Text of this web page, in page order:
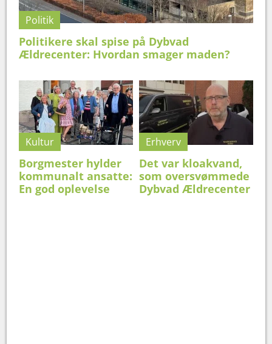
Politik
Politikere skal spise på Dybvad
Ældrecenter: Hvordan smager maden?
Kultur
Borgmester hylder
kommunalt ansatte:
En god oplevelse
Erhverv
Det var kloakvand,
som oversvømmede
Dybvad Ældrecenter